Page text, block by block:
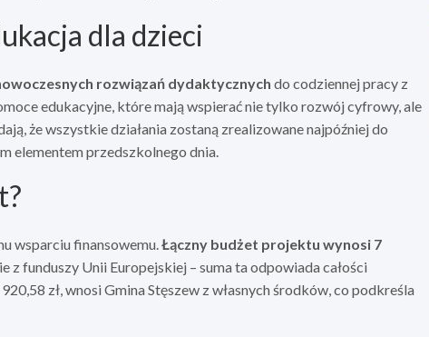
dla dzieci
rozwiązań dydaktycznych do codziennej pracy z
edukacyjne, które mają wspierać nie tylko rozwój cyfrowy, ale
że wszystkie działania zostaną zrealizowane najpóźniej do
elementem przedszkolnego dnia.
wsparciu finansowemu.Łączny budżet projektu wynosi 7
z funduszy Unii Europejskiej – suma ta odpowiada całości
zł, wnosi Gmina Stęszew z własnych środków, co podkreśla